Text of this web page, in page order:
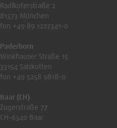
Radlkoferstraße 2
81373 München
fon +49 89 1222341-0
Paderborn
Winkhauser Straße 15
33154 Salzkotten
fon +49 5258 9818-0
Baar (CH)
Zugerstraße 77
CH-6340 Baar